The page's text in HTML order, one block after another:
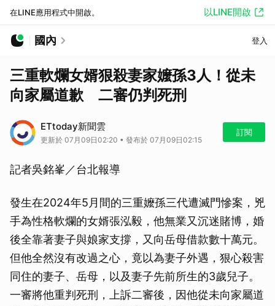
在LINE應用程式中開啟。 以LINE開啟
國內 登入
三重軟爛女婿狠殺妻家嬤孫3人！從未
向家屬道歉 二審仍判死刑
ETtoday新聞雲
更新於 07月09日02:20 • 發布於 07月09日02:15
訂閱
記者吳銘峯／台北報導
發生在2024年5月間的三重嬤孫三代遭滅門慘案，兇
手為性格軟爛的女婿張泓毅，他無業又沉迷賭博，婚
後全靠著妻子與娘家支撐，又向岳母借款數十萬元。
但他全然沒有改過之心，竟以為妻子外遇，狠心殺害
同住的妻子、岳母，以及妻子先前所生的3歲兒子。
一審將他重判死刑，上訴二審後，因他從未向家屬道